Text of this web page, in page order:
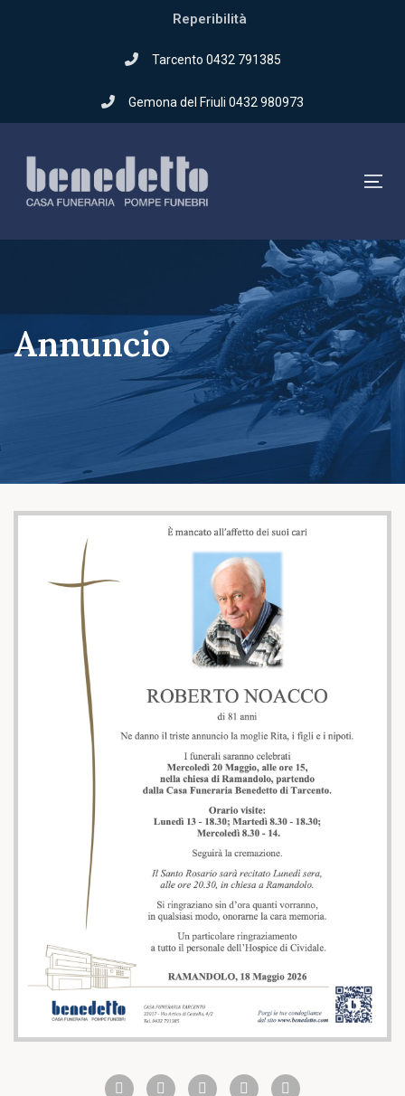
Reperibilità
Tarcento 0432 791385
Gemona del Friuli 0432 980973
Annuncio